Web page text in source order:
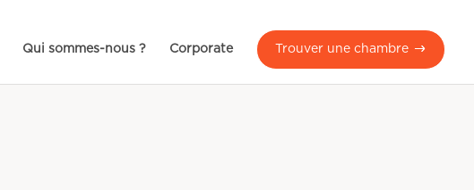
Qui sommes-nous ? Corporate Trouver une chambre